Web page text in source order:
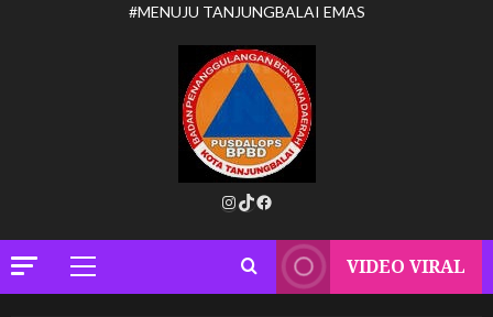
#MENUJU TANJUNGBALAI EMAS
Instagram
TikTok
Facebook
Primary
VIDEO VIRAL